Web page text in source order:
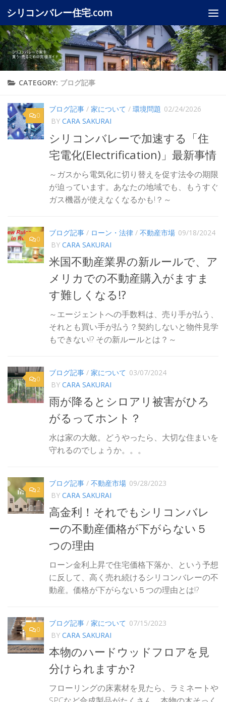
Skip to content
シリコンバレー住宅.com
CATEGORY: ブログ記事
0
ブログ記事 / 家について / 環境問題 02/24/2026
BY CARA SAKURAI
シリコンバレーで加速する「住
宅電化(Electrification)」最新事情
～ガスから電気化に切り替えを促す法令の期限
が迫っています。あなたの地域でも、もうすぐ
ガス機器が使えなくなるかも!？～
0
ブログ記事 / ローン・法律 / 不動産市場 09/18/2024
BY CARA SAKURAI
米国不動産業界の新ルールで、ア
メリカでの不動産購入がますま
す難しくなる!?
～エージェントへの手数料は、売り手が払う、
それとも買い手が払う？契約しないと物件見学
もできない!? その新ルールとは？～
0
ブログ記事 / 家について 03/07/2024
BY CARA SAKURAI
雨が降るとシロアリ被害がひろ
がるってホント？
水は家の大敵。どうやったら、大切な住まいを
守れるのでしょうか。。。
2
ブログ記事 / 不動産市場 09/28/2023
BY CARA SAKURAI
高金利！それでもシリコンバレ
ーの不動産価格が下がらない５
つの理由
ローン金利上昇で住宅価格下落か、という予想
に反して、高く売れ続けるシリコンバレーの不
動産。価格が下がらない５つの理由とは!?
0
ブログ記事 / 家について 07/15/2023
BY CARA SAKURAI
本物のハードウッドフロアを見
分けられますか?
フローリングの床素材を見たら、ラミネートや